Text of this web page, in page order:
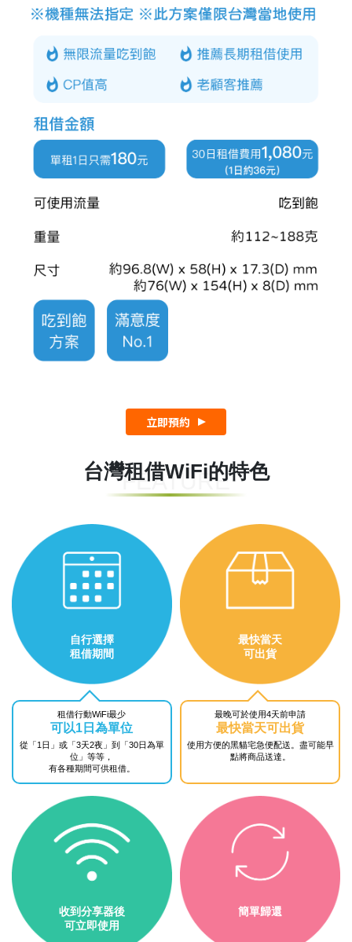
立即預約
FEATURE
台灣租借WiFi的特色
自行選擇
租借期間
租借行動WiFi最少
可以1日為單位
從「1日」或「3天2夜」到 「30日為單
位」等等，
有各種期間可供租借。
最快當天
可出貨
最晚可於使用4天前申請
最快當天可出貨
使用方便的黑貓宅急便配送。 盡可能早
點將商品送達。
收到分享器後
可立即使用
簡單歸還